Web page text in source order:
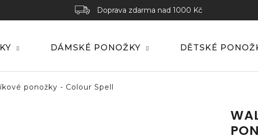
Doprava zdarma nad 1000 Kč
DÁMSKÉ PONOŽKY DĚTSKÉ
ponožky - Colour Spell